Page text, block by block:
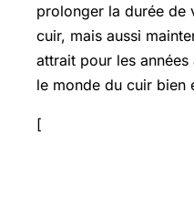
prolonger la durée de
cuir, mais aussi
attrait pour les
le monde du cuir bien
[